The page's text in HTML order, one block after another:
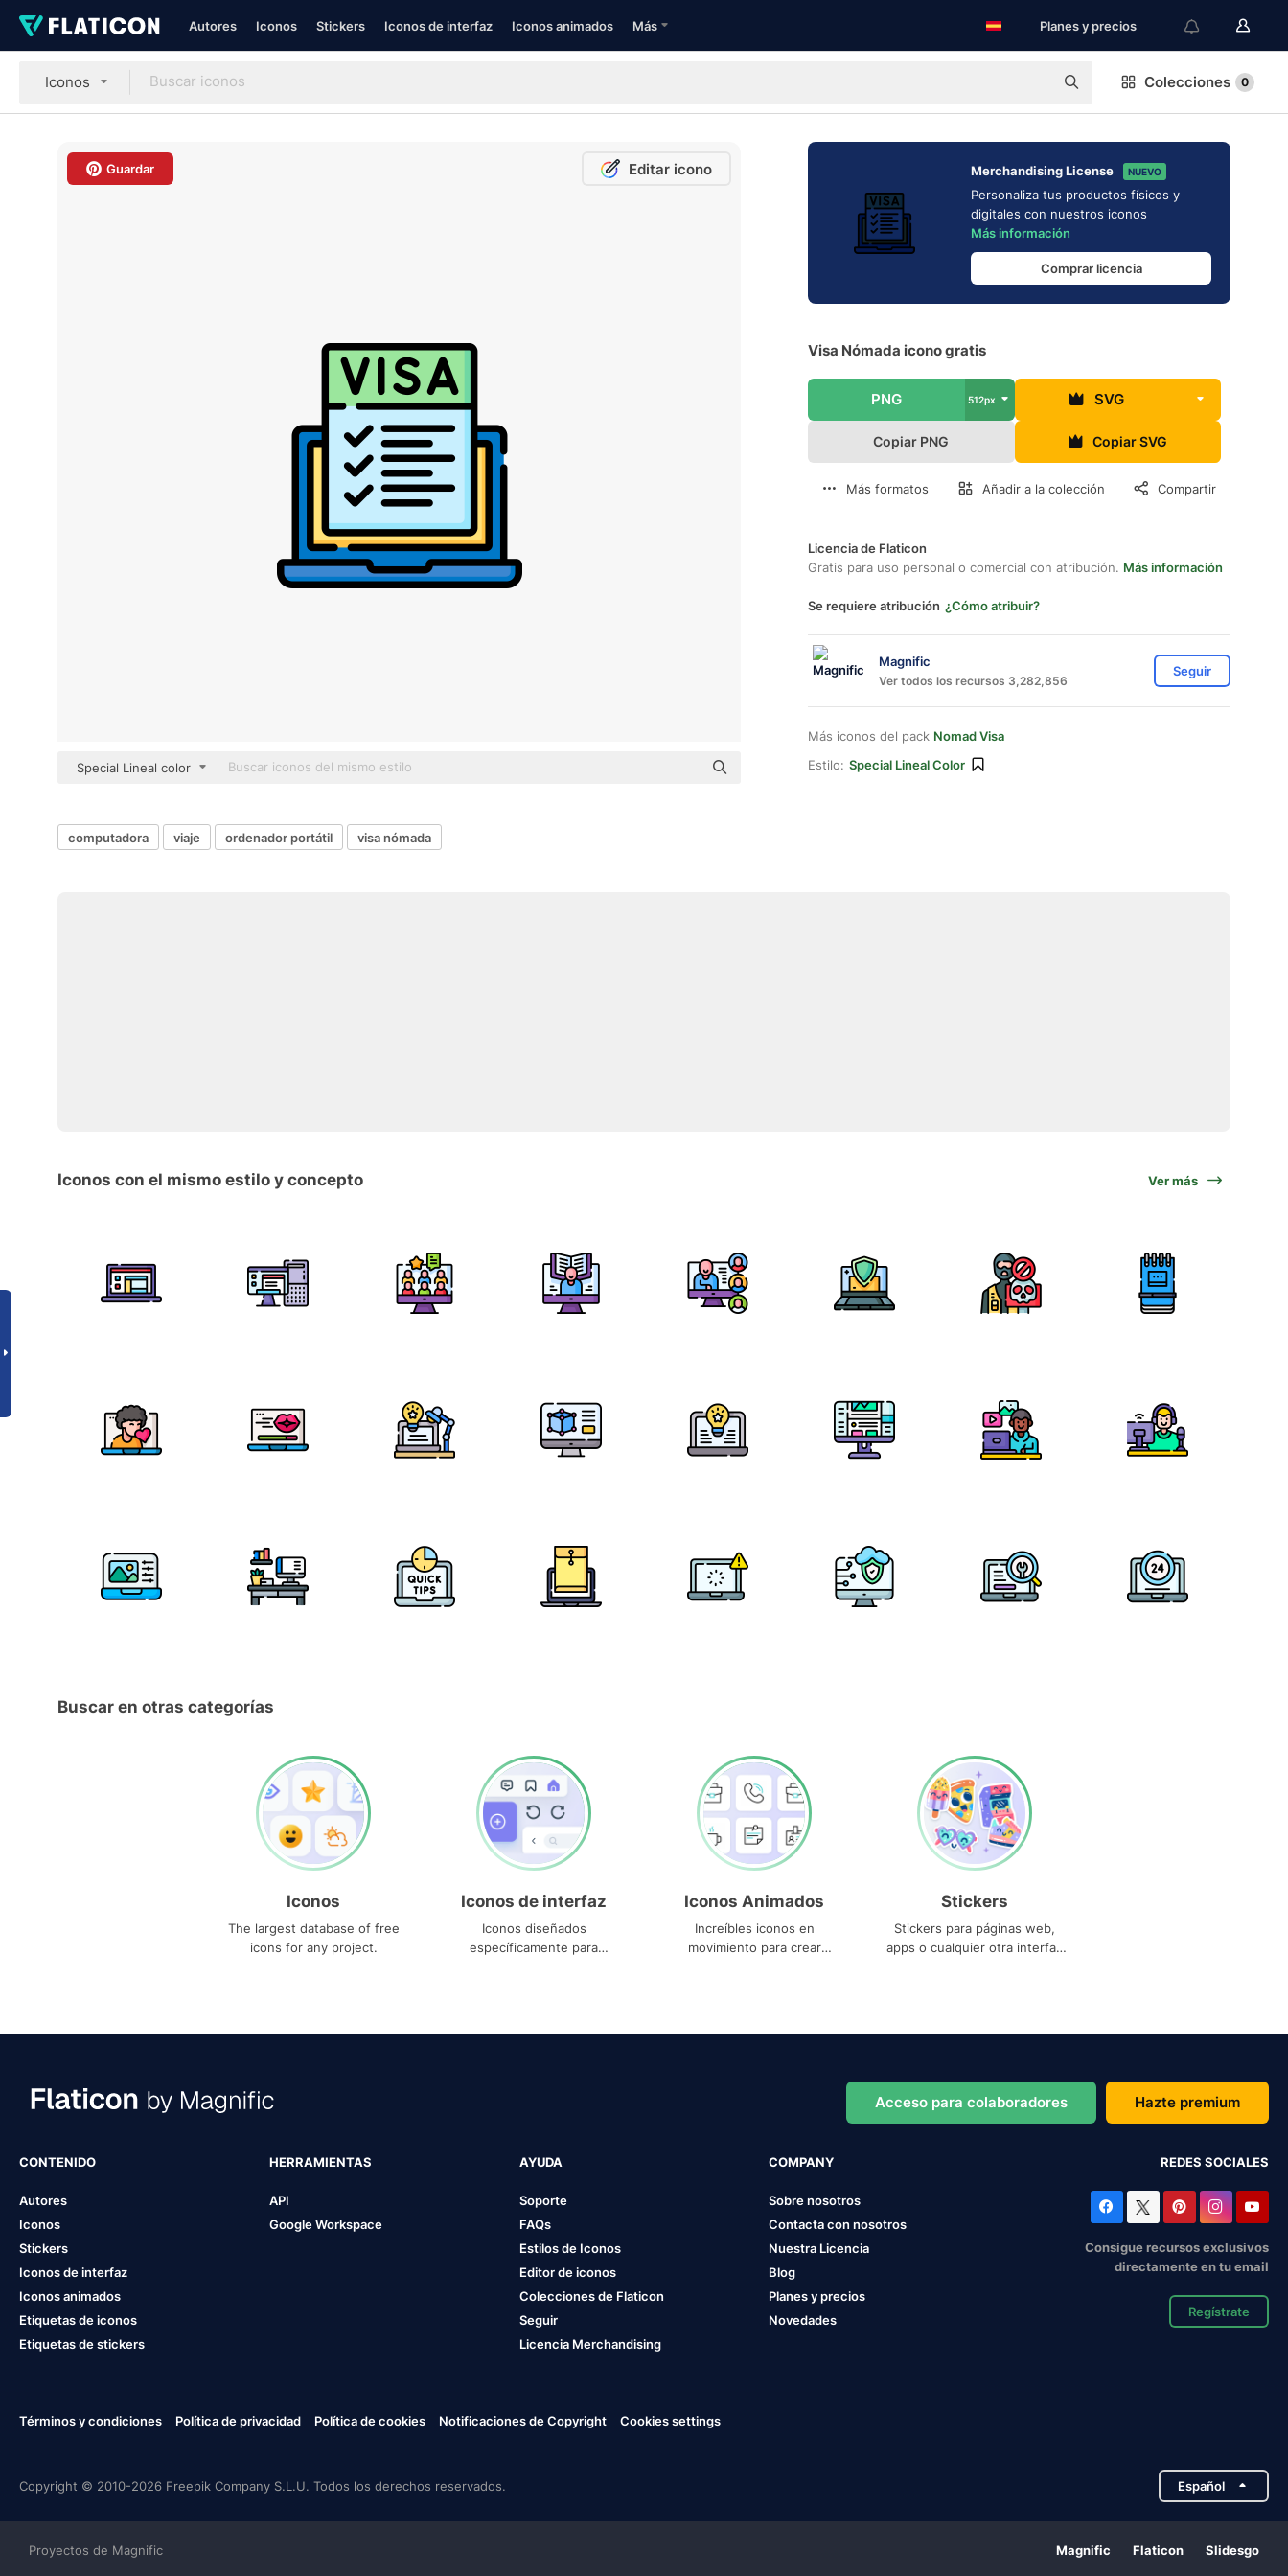
Autores Iconos Stickers Iconos de interfaz Iconos animados Más Planes y precios
Iconos Colecciones 0
Guardar Editar icono
Special Lineal color
Merchandising License NUEVO
Personaliza tus productos físicos y
digitales con nuestros iconos
Más información
Comprar licencia
Visa Nómada icono gratis
PNG 512px SVG
Copiar PNG Copiar SVG
Más formatos Añadir a la colección Compartir
Licencia de Flaticon
Gratis para uso personal o comercial con atribución. Más información
Se requiere atribución ¿Cómo atribuir?
Magnific
Ver todos los recursos 3,282,856
Seguir
Más iconos del pack Nomad Visa
Estilo: Special Lineal Color
computadora viaje ordenador portátil visa nómada
Iconos con el mismo estilo y concepto Ver más
Buscar en otras categorías
Iconos
The largest database of free
icons for any project.
Iconos de interfaz
Iconos diseñados
específicamente para
Iconos Animados
Increíbles iconos en
movimiento para crear
Stickers
Stickers para páginas web,
apps o cualquier otra interfaz
Acceso para colaboradores Hazte premium
CONTENIDO
Autores
Iconos
Stickers
Iconos de interfaz
Iconos animados
Etiquetas de iconos
Etiquetas de stickers
HERRAMIENTAS
API
Google Workspace
AYUDA
Soporte
FAQs
Estilos de Iconos
Editor de iconos
Colecciones de Flaticon
Seguir
Licencia Merchandising
COMPANY
Sobre nosotros
Contacta con nosotros
Nuestra Licencia
Blog
Planes y precios
Novedades
REDES SOCIALES
Consigue recursos exclusivos
directamente en tu email
Regístrate
Términos y condiciones Política de privacidad Política de cookies Notificaciones de Copyright Cookies settings
Copyright © 2010-2026 Freepik Company S.L.U. Todos los derechos reservados. Español
Proyectos de Magnific Magnific Flaticon Slidesgo